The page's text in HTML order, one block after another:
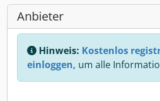
Anbieter
Hinweis: Kostenlos
einloggen, um alle